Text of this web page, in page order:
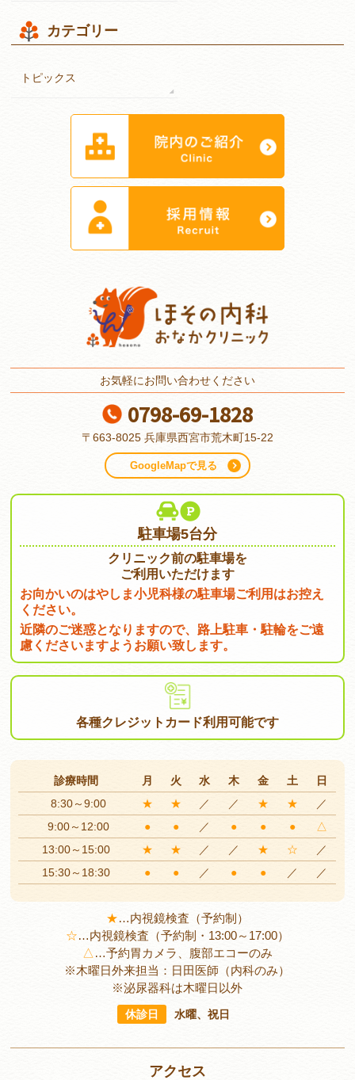
カテゴリー
トピックス
お気軽にお問い合わせください
0798-69-1828
〒663-8025 兵庫県西宮市荒木町15-22
GoogleMapで見る
駐車場5台分
クリニック前の駐車場を
ご利用いただけます
お向かいのはやしま小児科様の駐車場ご利用はお控え
ください。
近隣のご迷惑となりますので、路上駐車・駐輪をご遠
慮くださいますようお願い致します。
各種クレジットカード利用可能です
診療時間 月 火 水 木 金 土
日
8:30～9:00
★ ★ ／ ／ ★ ★
／
9:00～12:00
● ● ／ ● ● ●
△
13:00～15:00
★ ★ ／ ／ ★ ☆
／
15:30～18:30
● ● ／ ● ● ／ ／
★…内視鏡検査（予約制）
☆…内視鏡検査（予約制・13:00～17:00）
△ …予約胃カメラ、腹部エコーのみ
※木曜日外来担当：日田医師（内科のみ）
※泌尿器科は木曜日以外
休診日 水曜、祝日
アクセス